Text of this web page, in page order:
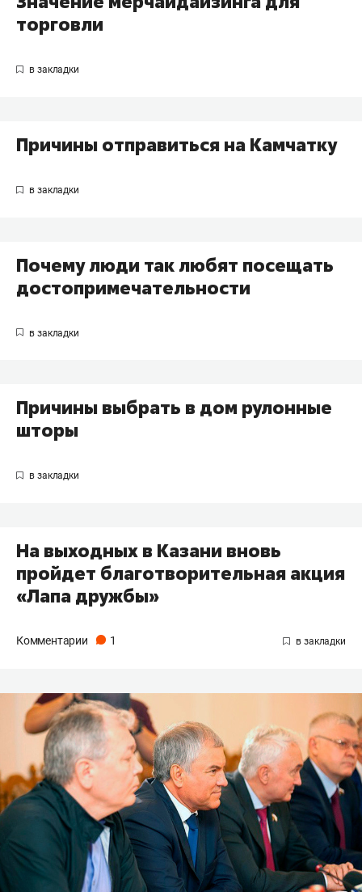
торговли
Причины отправиться на Камчатку
Почему люди так любят посещать
достопримечательности
Причины выбрать в дом рулонные
шторы
На выходных в Казани вновь
пройдет благотворительная акция
«Лапа дружбы»
Комментарии 1